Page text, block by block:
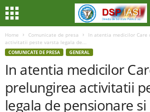
Home Comunicate de presa
In atentia medicilor Care
activitatii peste varsta legala de...
COMUNICATE DE PRESA GENERAL
In atentia medicilor
prelungirea activitatii
legala de pensionare si